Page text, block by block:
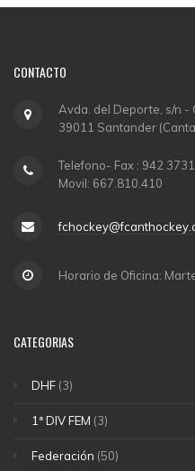
CONTACTO
Avda. del Deporte, s/n -
39011 Santander
Telefono- Fax : 942
Movil: 667.810.410
Horario de Oficina:
CATEGORIAS
DHF (3)
1ª DIV FEM (3)
Federación (50)